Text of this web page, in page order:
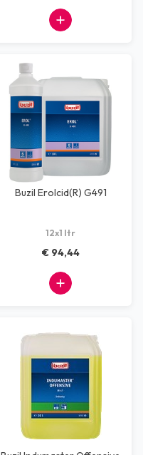
Buzil Erolcid(R) G491
12x1 ltr
€ 94,44